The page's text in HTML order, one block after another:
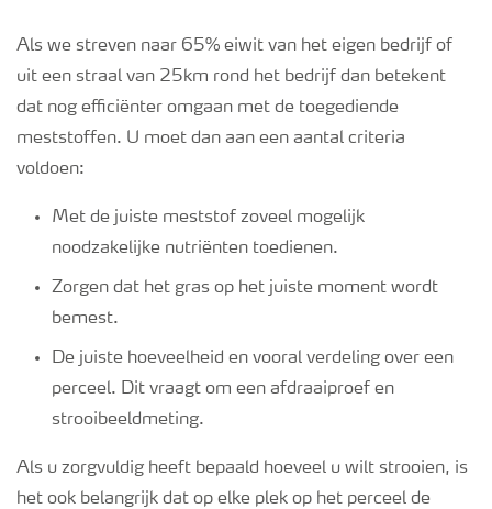
Webinars
Als we streven naar 65% eiwit van het eigen bedrijf of
uit een straal van 25km rond het bedrijf dan betekent
dat nog efficiënter omgaan met de toegediende
meststoffen. U moet dan aan een aantal criteria
voldoen:
Met de juiste meststof zoveel mogelijk
noodzakelijke nutriënten toedienen.
Zorgen dat het gras op het juiste moment wordt
bemest.
De juiste hoeveelheid en vooral verdeling over een
perceel. Dit vraagt om een afdraaiproef en
strooibeeldmeting.
Als u zorgvuldig heeft bepaald hoeveel u wilt strooien, is
het ook belangrijk dat op elke plek op het perceel de